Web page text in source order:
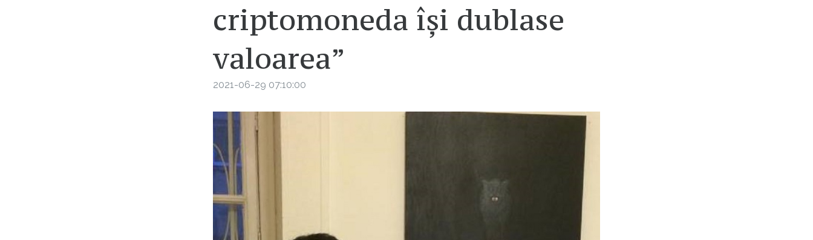
criptomoneda își dublase
valoarea”
2021-06-29 07:10:00